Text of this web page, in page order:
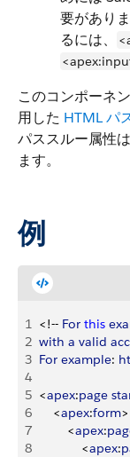
要があり
るには、
このコンポーネ
用した HTML パ
パススルー属性
ます。
例
1 <!-- For this
2 with a valid
3 For example:
4
5 <apex:page
6
<apex:form>
7
<apex:
8
<apex: